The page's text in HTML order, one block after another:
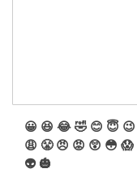
😀 😆 😂🤣 😊 😇 😉
😩 😤 😠 😡 😲 😳 😱
👽 🎃